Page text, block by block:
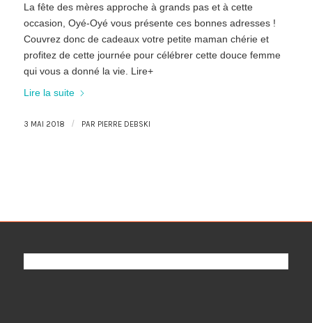
La fête des mères approche à grands pas et à cette
occasion, Oyé-Oyé vous présente ces bonnes adresses !
Couvrez donc de cadeaux votre petite maman chérie et
profitez de cette journée pour célébrer cette douce femme
qui vous a donné la vie. Lire+
Lire la suite
3 MAI 2018 / PAR PIERRE DEBSKI